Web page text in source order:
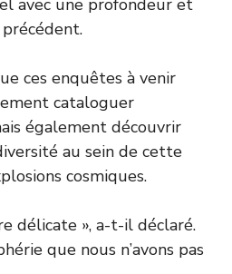
avec une profondeur et
ces enquêtes à venir
cataloguer
également découvrir
au sein de cette
cosmiques.
délicate », a-t-il déclaré.
que nous n’avons pas